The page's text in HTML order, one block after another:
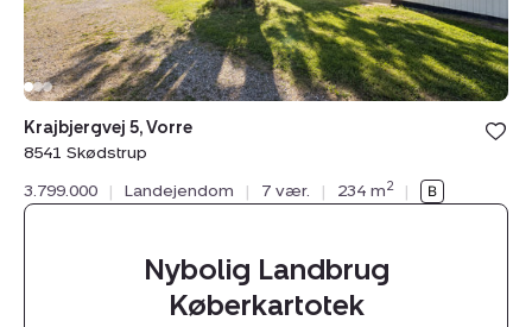
Bolig er
under
Krajbjergvej 5, Vorre
8541 Skødstrup
3.799.000
| Landejendom | 7 vær. | 234 m2 |
Nybolig Landbrug
Køberkartotek